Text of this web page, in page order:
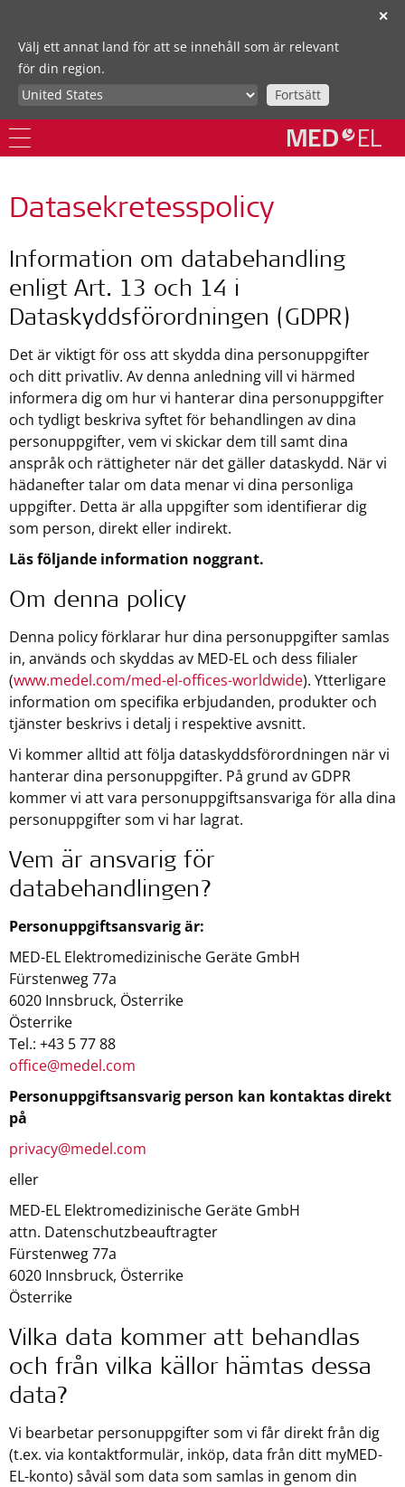
✕
Välj ett annat land för att se innehåll som är relevant
för din region.
Fortsätt
Datasekretesspolicy
Information om databehandling
enligt Art. 13 och 14 i
Dataskyddsförordningen (GDPR)
Det är viktigt för oss att skydda dina personuppgifter
och ditt privatliv. Av denna anledning vill vi härmed
informera dig om hur vi hanterar dina personuppgifter
och tydligt beskriva syftet för behandlingen av dina
personuppgifter, vem vi skickar dem till samt dina
anspråk och rättigheter när det gäller dataskydd. När vi
hädanefter talar om data menar vi dina personliga
uppgifter. Detta är alla uppgifter som identifierar dig
som person, direkt eller indirekt.
Läs följande information noggrant.
Om denna policy
Denna policy förklarar hur dina personuppgifter samlas
in, används och skyddas av MED-EL och dess filialer
(www.medel.com/med-el-offices-worldwide). Ytterligare
information om specifika erbjudanden, produkter och
tjänster beskrivs i detalj i respektive avsnitt.
Vi kommer alltid att följa dataskyddsförordningen när vi
hanterar dina personuppgifter. På grund av GDPR
kommer vi att vara personuppgiftsansvariga för alla dina
personuppgifter som vi har lagrat.
Vem är ansvarig för
databehandlingen?
Personuppgiftsansvarig är:
MED-EL Elektromedizinische Geräte GmbH
Fürstenweg 77a
6020 Innsbruck, Österrike
Österrike
Tel.: +43 5 77 88
office@medel.com
Personuppgiftsansvarig person kan kontaktas direkt
på
privacy@medel.com
eller
MED-EL Elektromedizinische Geräte GmbH
attn. Datenschutzbeauftragter
Fürstenweg 77a
6020 Innsbruck, Österrike
Österrike
Vilka data kommer att behandlas
och från vilka källor hämtas dessa
data?
Vi bearbetar personuppgifter som vi får direkt från dig
(t.ex. via kontaktformulär, inköp, data från ditt myMED-
EL-konto) såväl som data som samlas in genom din